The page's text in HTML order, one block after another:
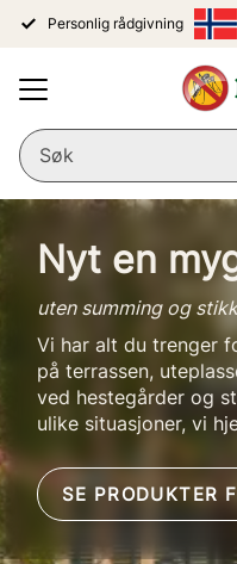
Personlig rådgivning
Nyt en
uten summing og
Vi har alt du trenger
på terrassen,
ved hestegårder og
ulike situasjoner, vi
SE PRODUKTER